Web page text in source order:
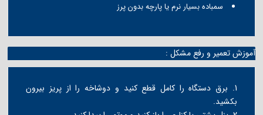
سمباده بسیار نرم یا پارچه بدون پرز
آموزش تعمیر و رفع مشکل :
1. برق دستگاه را کامل قطع کنید و دوشاخه را از پریز بیرون
بکشید.